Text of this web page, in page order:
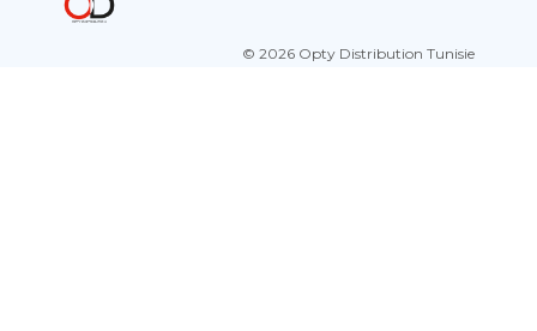
© 2026 Opty Distribution Tunisie